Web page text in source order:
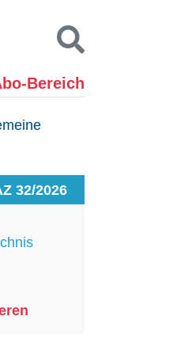
Bereich
Kontakt
32/2026